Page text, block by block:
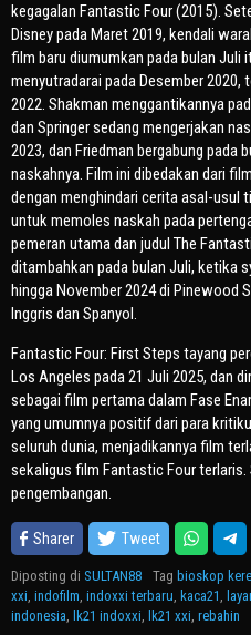
kegagalan Fantastic Four (2015).
Disney pada Maret 2019, kendali
film baru diumumkan pada bulan
menyutradarai pada Desember 2020,
2022. Shakman menggantikannya
dan Springer sedang mengerjakan
2023, dan Friedman bergabung pada
naskahnya. Film ini dibedakan dari
dengan menghindari cerita asal-usul
untuk memoles naskah pada
pemeran utama dan judul The
ditambahkan pada bulan Juli, ketika
hingga November 2024 di Pinewood
Inggris dan Spanyol.
Fantastic Four: First Steps tayang
Los Angeles pada 21 Juli 2025, dan
sebagai film pertama dalam Fase
yang umumnya positif dari para
seluruh dunia, menjadikannya film
sekaligus film Fantastic Four terlaris.
pengembangan.
Sharer Tweet
Diposting di SULTAN88 Tag bioskop
xxi, indofilm, indoxxi terbaru, kaca21 ,
indonesia, lk21 indoxxi, lk21 xxi, rebahin